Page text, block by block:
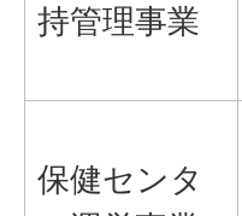
持管理事業
保健センタ